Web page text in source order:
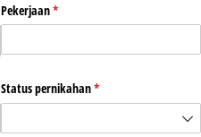
Pekerjaan*
(required)
Status pernikahan*
(required)